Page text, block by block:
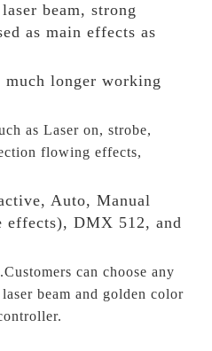
beam, strong
as main effects as
longer working
as Laser on, strobe,
flowing effects,
Auto, Manual
effects), DMX 512, and
can choose any
beam and golden color